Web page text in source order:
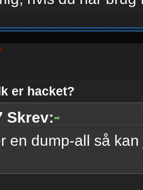
er hacket?
Skrev:
en dump-all så